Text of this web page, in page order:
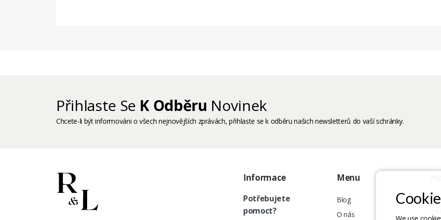
Přihlaste Se K Odběru Novinek
Chcete-li být informováni o všech nejnovějších zprávách, přihlaste se k odběru našich newsletterů do vaší schránky.
Informace
Potřebujete
pomoct?
Menu
Blog
O nás